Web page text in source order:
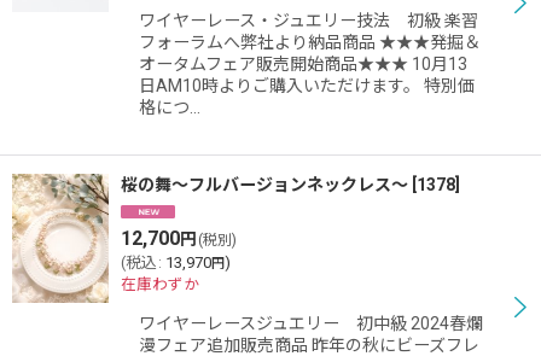
ワイヤーレース・ジュエリー技法 初級 楽習
フォーラムへ弊社より納品商品 ★★★発掘＆
オータムフェア販売開始商品★★★ 10月13
日AM10時よりご購入いただけます。 特別価
格につ…
桜の舞〜フルバージョンネックレス〜 1378
12,700円 (税別)
(税込 : 13,970円)
在庫わずか
ワイヤーレースジュエリー 初中級 2024春爛
漫フェア追加販売商品 昨年の秋にビーズフレ